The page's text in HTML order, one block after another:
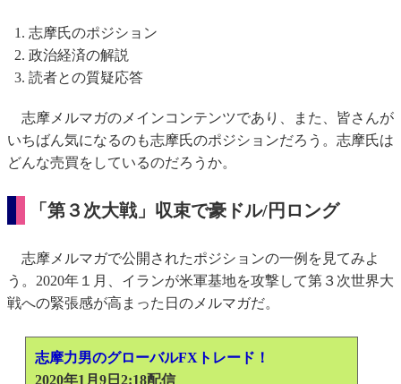
志摩氏のポジション
政治経済の解説
読者との質疑応答
志摩メルマガのメインコンテンツであり、また、皆さんが
いちばん気になるのも志摩氏のポジションだろう。志摩氏は
どんな売買をしているのだろうか。
「第３次大戦」収束で豪ドル/円ロング
志摩メルマガで公開されたポジションの一例を見てみよ
う。2020年１月、イランが米軍基地を攻撃して第３次世界大
戦への緊張感が高まった日のメルマガだ。
志摩力男のグローバルFXトレード！
2020年1月9日2:18配信